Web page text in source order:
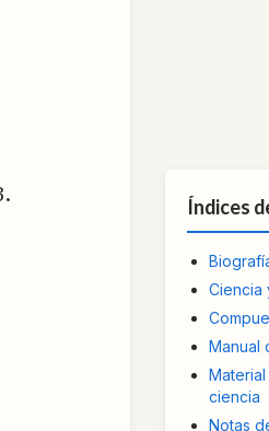
Índices
Ciencia
Manual
ciencia
Notas